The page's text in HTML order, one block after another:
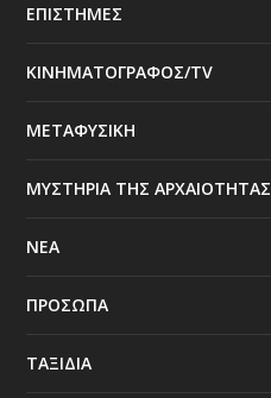
ΕΠΙΣΤΗΜΕΣ
ΚΙΝΗΜΑΤΟΓΡΑΦΟΣ/TV
ΜΕΤΑΦΥΣΙΚΗ
ΜΥΣΤΗΡΙΑ ΤΗΣ ΑΡΧΑΙΟΤΗΤΑΣ
ΝΕΑ
ΠΡΟΣΩΠΑ
ΤΑΞΙΔΙΑ